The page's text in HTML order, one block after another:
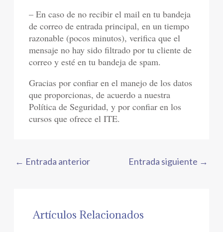
– En caso de no recibir el mail en tu bandeja
de correo de entrada principal, en un tiempo
razonable (pocos minutos), verifica que el
mensaje no hay sido filtrado por tu cliente de
correo y esté en tu bandeja de spam.
Gracias por confiar en el manejo de los datos
que proporcionas, de acuerdo a nuestra
Política de Seguridad, y por confiar en los
cursos que ofrece el ITE.
← Entrada anterior Entrada siguiente →
Artículos Relacionados